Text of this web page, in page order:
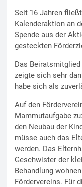
Seit 16 Jahren
Kalenderaktion an
Spende aus der
gesteckten
Das Beiratsmitglied
zeigte sich sehr
habe sich als
Auf den
Mammutaufgabe
den Neubau der
müsse auch das
werden. Das
Geschwister der
Behandlung
Fördervereins. Für